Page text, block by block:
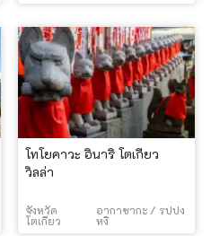
โทโยคาวะ อินาริ โตเกียว
วิลล่า
จังหวัด
โตเกียว
อากาซากะ / รปปง
หงิ